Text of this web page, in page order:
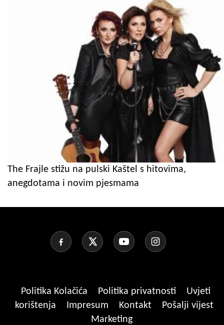
The Frajle stižu na pulski Kaštel s hitovima,
anegdotama i novim pjesmama
Politika Kolačića Politika privatnosti
Uvjeti
korištenja
Impresum Kontakt
Pošalji vijest
Marketing